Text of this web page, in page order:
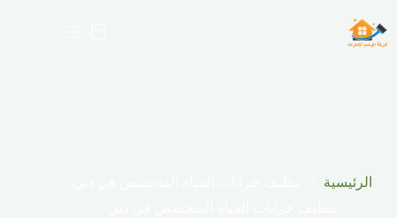
إلى
المحتوى
الرئيسية